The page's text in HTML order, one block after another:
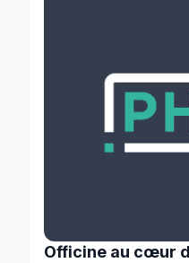
Officine au cœur